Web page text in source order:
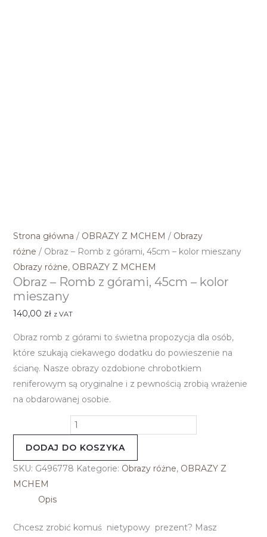
Strona główna / OBRAZY Z MCHEM / Obrazy
różne / Obraz – Romb z górami, 45cm – kolor mieszany
Obrazy różne, OBRAZY Z MCHEM
Obraz – Romb z górami, 45cm – kolor
mieszany
140,00 zł z VAT
Obraz romb z górami to świetna propozycja dla osób,
które szukają ciekawego dodatku do powieszenie na
ścianę. Nasze obrazy ozdobione chrobotkiem
reniferowym są oryginalne i z pewnością zrobią wrażenie
na obdarowanej osobie.
DODAJ DO KOSZYKA
SKU: G496778 Kategorie: Obrazy różne, OBRAZY Z
MCHEM
Opis
Chcesz zrobić komuś nietypowy prezent? Masz